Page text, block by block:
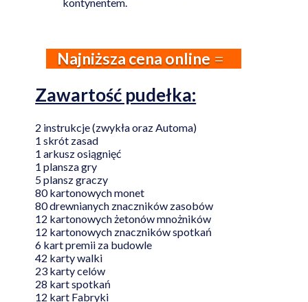
kontynentem.
Najniższa cena online
Zawartość pudełka:
2 instrukcje (zwykła oraz Automa)
1 skrót zasad
1 arkusz osiągnięć
1 plansza gry
5 plansz graczy
80 kartonowych monet
80 drewnianych znaczników zasobów
12 kartonowych żetonów mnożników
12 kartonowych znaczników spotkań
6 kart premii za budowle
42 karty walki
23 karty celów
28 kart spotkań
12 kart Fabryki